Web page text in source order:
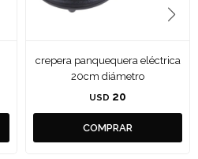
crepera panquequera eléctrica
20cm diámetro
USD 20